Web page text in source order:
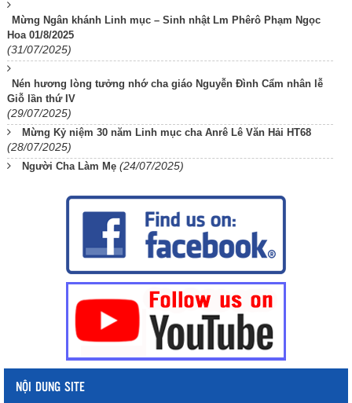
Mừng Ngân khánh Linh mục – Sinh nhật Lm Phêrô Phạm Ngọc
Hoa 01/8/2025
(31/07/2025)
Nén hương lòng tưởng nhớ cha giáo Nguyễn Đình Cẩm nhân lễ
Giỗ lần thứ IV
(29/07/2025)
Mừng Kỷ niệm 30 năm Linh mục cha Anrê Lê Văn Hải HT68
(28/07/2025)
Người Cha Làm Mẹ (24/07/2025)
NỘI DUNG SITE